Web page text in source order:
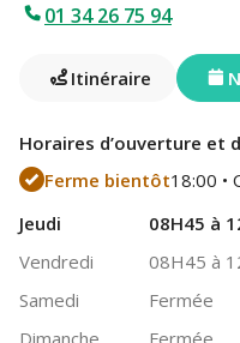
01 34 26 75 94
Itinéraire
Horaires d’ouverture et
Ferme bientôt18:00 •
Jeudi
08H45 à
Vendredi
08H45 à
Samedi
Fermée
Dimanche
Fermée